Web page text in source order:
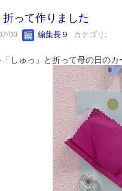
って作りました
09 編集長９ カテゴリ:
しゅっ」と折って母の日のカ